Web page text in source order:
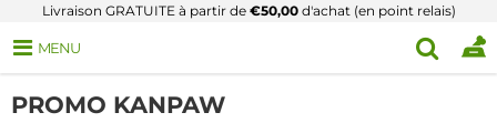
Livraison GRATUITE à partir de €50,00d'achat (en point relais)
MENU
PROMO KANPAW